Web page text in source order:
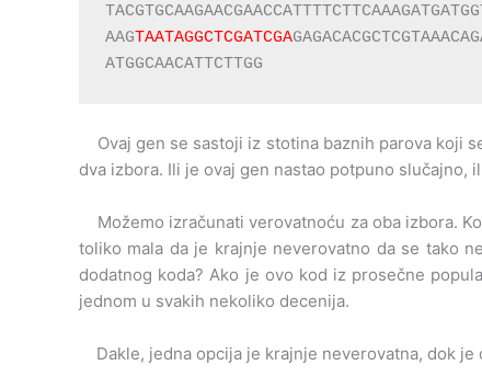
AAGTAATAGGCTCGATCGA
ATGGCAACATTCTTGG
Ovaj gen se sastoji iz stotina baznih parova koji
dva izbora. Ili je ovaj gen nastao potpuno
Možemo izračunati verovatnoću za oba izbora.
toliko mala da je krajnje neverovatno da se tako
dodatnog koda? Ako je ovo kod iz prosečne
jednom u svakih nekoliko decenija.
Dakle, jedna opcija je krajnje neverovatna, dok je